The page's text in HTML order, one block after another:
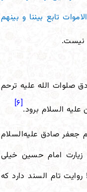
تابع بیننا و بینهم
نیست.
الله علیه ترحم
السلام برود.
[۶]
صادق علیه‌السلام
امام حسین خیلی
تام السند دارد که